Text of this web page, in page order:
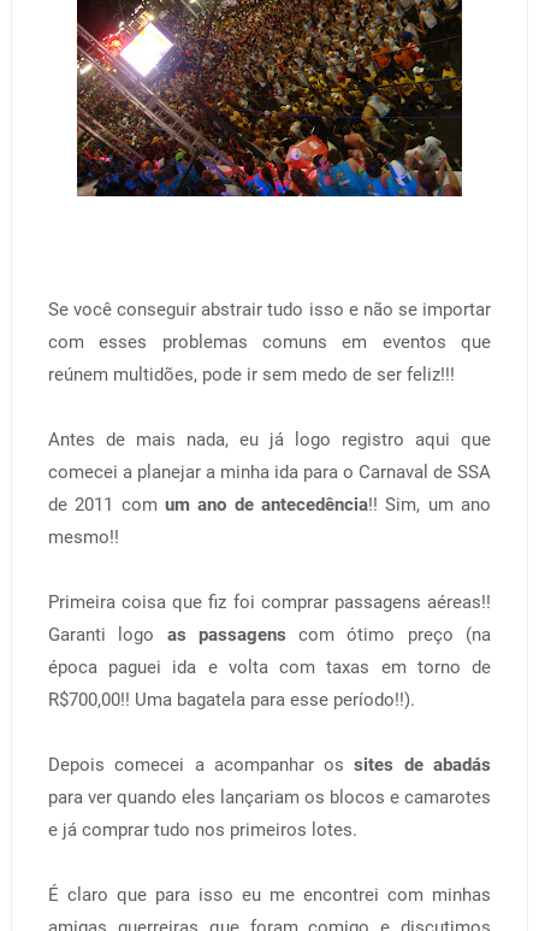
Se você conseguir abstrair tudo isso e não se importar
com esses problemas comuns em eventos que
reúnem multidões, pode ir sem medo de ser feliz!!!
Antes de mais nada, eu já logo registro aqui que
comecei a planejar a minha ida para o Carnaval de SSA
de 2011 com um ano de antecedência!! Sim, um ano
mesmo!!
Primeira coisa que fiz foi comprar passagens aéreas!!
Garanti logo as passagenscom ótimo preço (na
época paguei ida e volta com taxas em torno de
R$700,00!! Uma bagatela para esse período!!).
Depois comecei a acompanhar ossites de abadás
para ver quando eles lançariam os blocos e camarotes
e já comprar tudo nos primeiros lotes.
É claro que para isso eu me encontrei com minhas